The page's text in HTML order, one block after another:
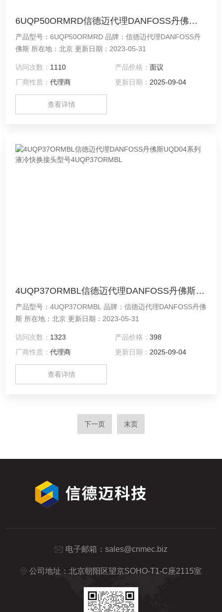
6UQP50ORMRD信德迈代理DANFOSS丹佛斯UQD06系列液冷快换接头型号6UQP50ORMRD
产品型号：6UQP50ORMRD 品牌：信德迈代理DANFOSS丹
佛斯 所在地：北京 更新日期：2023-05-31
访问次数： 1110 产品价格： 面议
厂商性质：代理商 更新日期： 2025-09-04
查看详情
4UQP37ORMBL信德迈代理DANFOSS丹佛斯UQD04系列液冷快换接头型号4UQP37ORMBL
产品型号：4UQP37ORMBL 品牌：信德迈代理DANFOSS丹佛
斯 所在地：北京 更新日期：2023-05-31
访问次数： 1323 产品价格： 398
厂商性质：代理商 更新日期： 2025-09-04
查看详情
下一页 末页
电子邮箱： sales@cnmec.biz
公司地址：北京朝阳区望京SOHO-T1-C座2115室